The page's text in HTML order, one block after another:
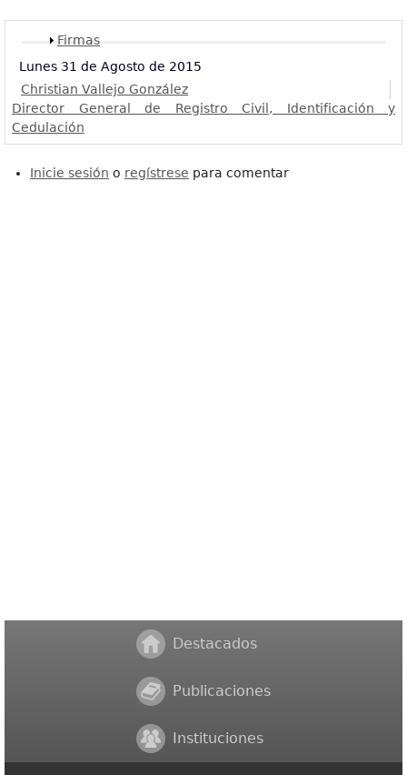
Mostrar
Firmas
Lunes 31 de Agosto de 2015
Christian Vallejo González
Director General de Registro Civil, Identificación y
Cedulación
Inicie sesión o regístrese para comentar
Destacados
Publicaciones
Instituciones